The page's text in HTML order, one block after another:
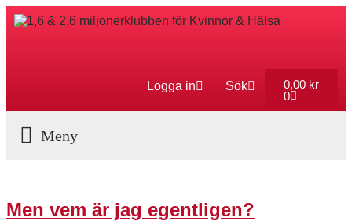
Logga in Sök 0,00 kr
0
Men vem är jag egentligen?